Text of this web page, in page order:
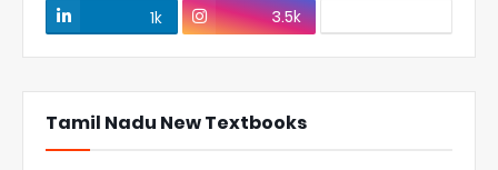
1k
3.5k
Tamil Nadu New Textbooks